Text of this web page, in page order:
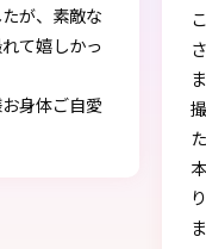
をご提供下
ンジ、写真
ございまし